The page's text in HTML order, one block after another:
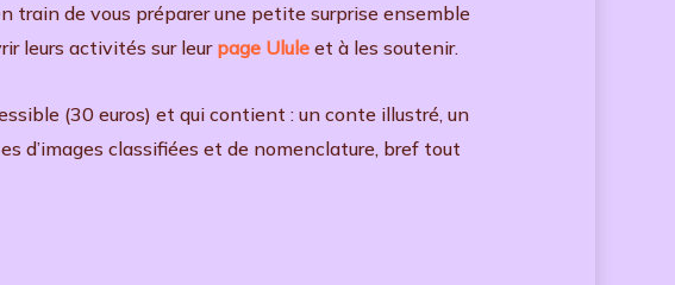
train de vous préparer une petite surprise ensemble
leurs activités sur leurpage Ulule et à les soutenir.
(30 euros) et qui contient : un conte illustré, un
d’images classifiées et de nomenclature, bref tout